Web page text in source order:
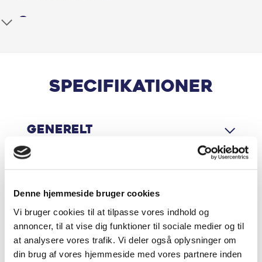
Denne hjemmeside bruger cookies
Vi bruger cookies til at tilpasse vores indhold og
annoncer, til at vise dig funktioner til sociale medier og til
at analysere vores trafik. Vi deler også oplysninger om
din brug af vores hjemmeside med vores partnere inden
Alufælge
App integration
Aut. nedblændeligt bakspejl
Auto Hold
Automatisk nødbremsesystem
Specifikationer
Generelt
Økonomi